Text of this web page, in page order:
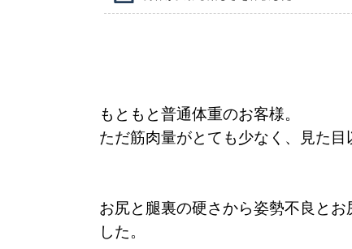
もともと普通体重のお客様。
ただ筋肉量がとても少なく、見た
お尻と腿裏の硬さから姿勢不良と
した。